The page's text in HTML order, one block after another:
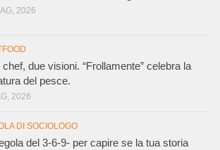
2026
chef, due visioni. “Frollamente” celebra la
del pesce.
2026
DI SOCIOLOGO
del 3-6-9- per capire se la tua storia